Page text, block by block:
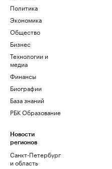
Политика
Экономика
Общество
Бизнес
Технологии и
медиа
Финансы
Биографии
База знаний
РБК Образование
Новости
регионов
Санкт-Петербург
и область